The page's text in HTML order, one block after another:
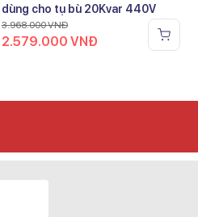
dùng cho tụ bù 20Kvar 440V
3.968.000VNĐ
2.579.000 VNĐ